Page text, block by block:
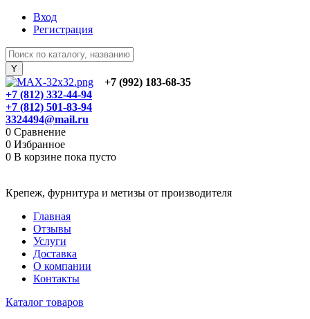
Вход
Регистрация
+7 (992) 183-68-35
+7 (812) 332-44-94
+7 (812) 501-83-94
3324494@mail.ru
0 Сравнение
0 Избранное
0 В корзине пока пусто
Крепеж, фурнитура и метизы от производителя
Главная
Отзывы
Услуги
Доставка
О компании
Контакты
Каталог товаров